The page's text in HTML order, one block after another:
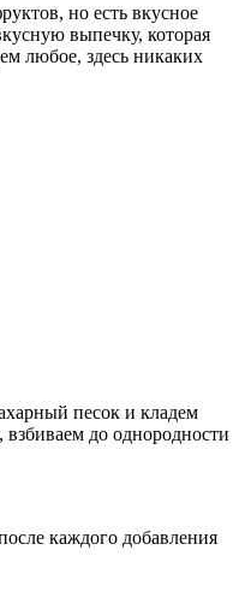
но есть вкусное
выпечку, которая
любое, здесь никаких
песок и кладем
до однородности
каждого добавления